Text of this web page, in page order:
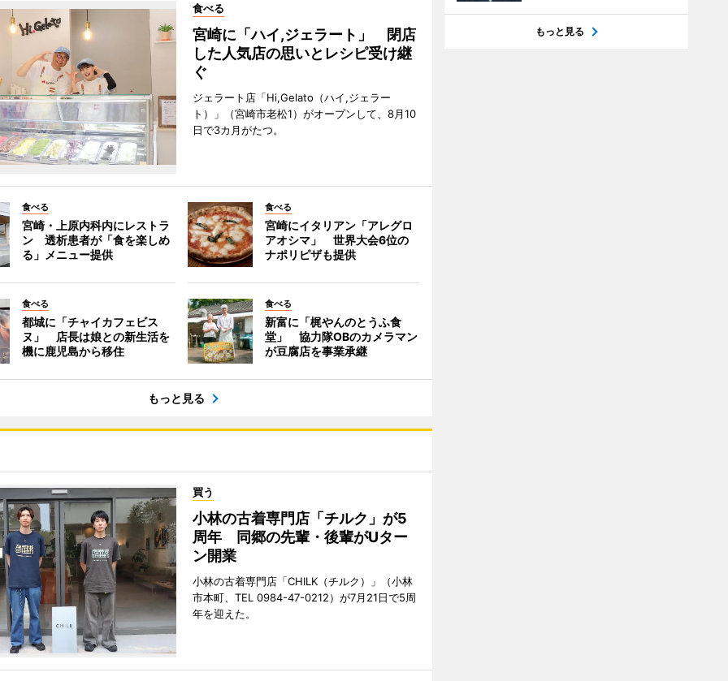
食べる
宮崎に「ハイ,ジェラート」 閉店
した人気店の思いとレシピ受け継
ぐ
ジェラート店「Hi,Gelato（ハイ,ジェラー
ト）」（宮崎市老松1）がオープンして、8月10
日で3カ月がたつ。
食べる
宮崎・上原内科内にレストラ
ン 透析患者が「食を楽しめ
る」メニュー提供
食べる
宮崎にイタリアン「アレグロ
アオシマ」 世界大会6位の
ナポリピザも提供
食べる
都城に「チャイカフェビス
ヌ」 店長は娘との新生活を
機に鹿児島から移住
食べる
新富に「梶やんのとうふ食
堂」 協力隊OBのカメラマン
が豆腐店を事業承継
もっと見る
買う
小林の古着専門店「チルク」が5
周年 同郷の先輩・後輩がUター
ン開業
小林の古着専門店「CHILK（チルク）」（小林
市本町、TEL 0984-47-0212）が7月21日で5周
年を迎えた。
もっと見る